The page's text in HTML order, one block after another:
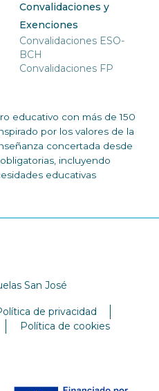
Convalidaciones y
Exenciones
Convalidaciones ESO-
BCH
Convalidaciones FP
educativo con más de 150
por los valores de la
concertada desde
incluyendo
educativas
San José
de privacidad
Política de cookies